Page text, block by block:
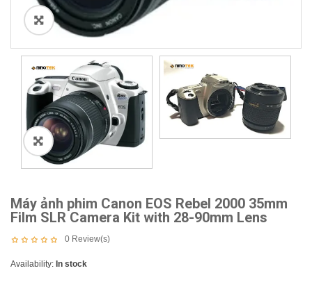
🔍
Máy ảnh phim Canon EOS Rebel 2000 35mm
Film SLR Camera Kit with 28-90mm Lens
0 Review(s)
Availability: In stock